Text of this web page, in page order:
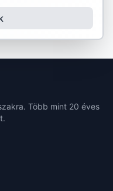
Több mint 20 éves